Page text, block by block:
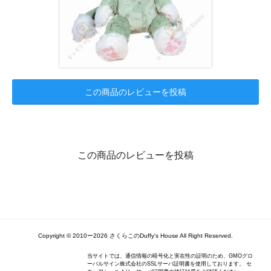
この商品のレビューを投稿
この商品のレビューを投稿
Copyright ©️ 2010ー2026 さくらこのDuffy's House All Right Reserved.
当サイトでは、通信情報の暗号化と実在性の証明のため、GMOグロ
ーバルサイン株式会社のSSLサーバ証明書を使用しております。 セ